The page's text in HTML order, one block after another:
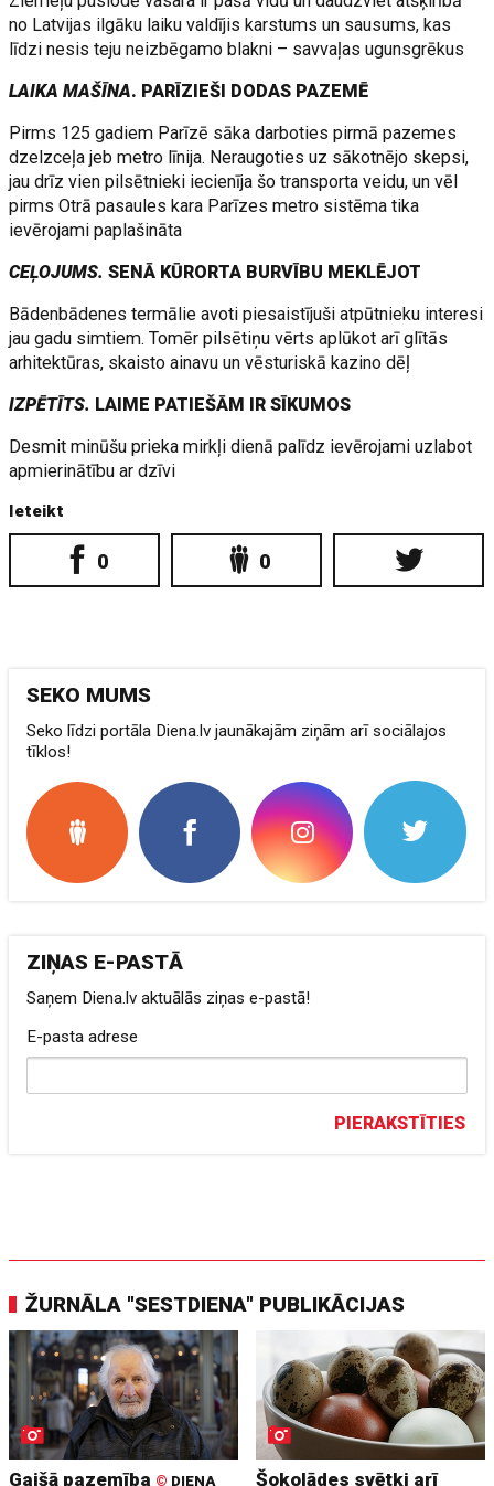
no Latvijas ilgāku laiku valdījis karstums un sausums, kas
līdzi nesis teju neizbēgamo blakni – savvaļas ugunsgrēkus
LAIKA MAŠĪNA. PARĪZIEŠI DODAS PAZEMĒ
Pirms 125 gadiem Parīzē sāka darboties pirmā pazemes
dzelzceļa jeb metro līnija. Neraugoties uz sākotnējo skepsi,
jau drīz vien pilsētnieki iecienīja šo transporta veidu, un vēl
pirms Otrā pasaules kara Parīzes metro sistēma tika
ievērojami paplašināta
CEĻOJUMS.SENĀ KŪRORTA BURVĪBU MEKLĒJOT
Bādenbādenes termālie avoti piesaistījuši atpūtnieku interesi
jau gadu simtiem. Tomēr pilsētiņu vērts aplūkot arī glītās
arhitektūras, skaisto ainavu un vēsturiskā kazino dēļ
IZPĒTĪTS. LAIME PATIEŠĀM IR SĪKUMOS
Desmit minūšu prieka mirkļi dienā palīdz ievērojami uzlabot
apmierinātību ar dzīvi
Ieteikt
0 0
SEKO MUMS
Seko līdzi portāla Diena.lv jaunākajām ziņām arī sociālajos
tīklos!
ZIŅAS E-PASTĀ
Saņem Diena.lv aktuālās ziņas e-pastā!
E-pasta adrese
PIERAKSTĪTIES
ŽURNĀLA "SESTDIENA" PUBLIKĀCIJAS
Gaišā pazemība © DIENA
Šokolādes svētki arī